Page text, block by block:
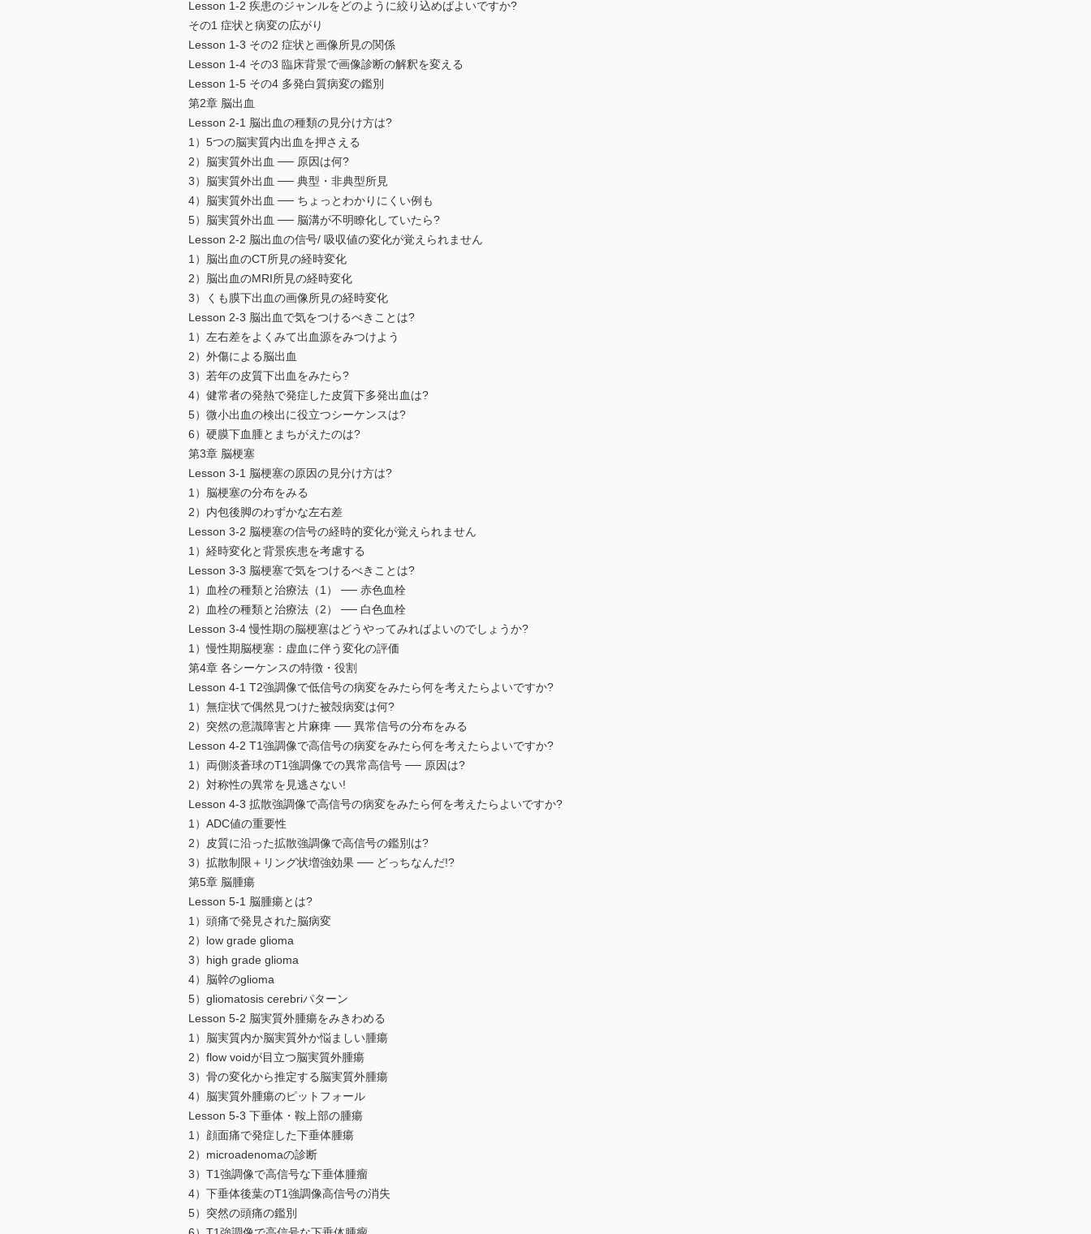
Lesson 1-2 疾患のジャンルをどのように絞り込めばよいですか?
その1 症状と病変の広がり
Lesson 1-3 その2 症状と画像所見の関係
Lesson 1-4 その3 臨床背景で画像診断の解釈を変える
Lesson 1-5 その4 多発白質病変の鑑別
第2章 脳出血
Lesson 2-1 脳出血の種類の見分け方は?
1）5つの脳実質内出血を押さえる
2）脳実質外出血 ── 原因は何?
3）脳実質外出血 ── 典型・非典型所見
4）脳実質外出血 ── ちょっとわかりにくい例も
5）脳実質外出血 ── 脳溝が不明瞭化していたら?
Lesson 2-2 脳出血の信号/ 吸収値の変化が覚えられません
1）脳出血のCT所見の経時変化
2）脳出血のMRI所見の経時変化
3）くも膜下出血の画像所見の経時変化
Lesson 2-3 脳出血で気をつけるべきことは?
1）左右差をよくみて出血源をみつけよう
2）外傷による脳出血
3）若年の皮質下出血をみたら?
4）健常者の発熱で発症した皮質下多発出血は?
5）微小出血の検出に役立つシーケンスは?
6）硬膜下血腫とまちがえたのは?
第3章 脳梗塞
Lesson 3-1 脳梗塞の原因の見分け方は?
1）脳梗塞の分布をみる
2）内包後脚のわずかな左右差
Lesson 3-2 脳梗塞の信号の経時的変化が覚えられません
1）経時変化と背景疾患を考慮する
Lesson 3-3 脳梗塞で気をつけるべきことは?
1）血栓の種類と治療法（1） ── 赤色血栓
2）血栓の種類と治療法（2） ── 白色血栓
Lesson 3-4 慢性期の脳梗塞はどうやってみればよいのでしょうか?
1）慢性期脳梗塞：虚血に伴う変化の評価
第4章 各シーケンスの特徴・役割
Lesson 4-1 T2強調像で低信号の病変をみたら何を考えたらよいですか?
1）無症状で偶然見つけた被殻病変は何?
2）突然の意識障害と片麻痺 ── 異常信号の分布をみる
Lesson 4-2 T1強調像で高信号の病変をみたら何を考えたらよいですか?
1）両側淡蒼球のT1強調像での異常高信号 ── 原因は?
2）対称性の異常を見逃さない!
Lesson 4-3 拡散強調像で高信号の病変をみたら何を考えたらよいですか?
1）ADC値の重要性
2）皮質に沿った拡散強調像で高信号の鑑別は?
3）拡散制限＋リング状増強効果 ── どっちなんだ!?
第5章 脳腫瘍
Lesson 5-1 脳腫瘍とは?
1）頭痛で発見された脳病変
2）low grade glioma
3）high grade glioma
4）脳幹のglioma
5）gliomatosis cerebriパターン
Lesson 5-2 脳実質外腫瘍をみきわめる
1）脳実質内か脳実質外か悩ましい腫瘍
2）flow voidが目立つ脳実質外腫瘍
3）骨の変化から推定する脳実質外腫瘍
4）脳実質外腫瘍のピットフォール
Lesson 5-3 下垂体・鞍上部の腫瘍
1）顔面痛で発症した下垂体腫瘍
2）microadenomaの診断
3）T1強調像で高信号な下垂体腫瘤
4）下垂体後葉のT1強調像高信号の消失
5）突然の頭痛の鑑別